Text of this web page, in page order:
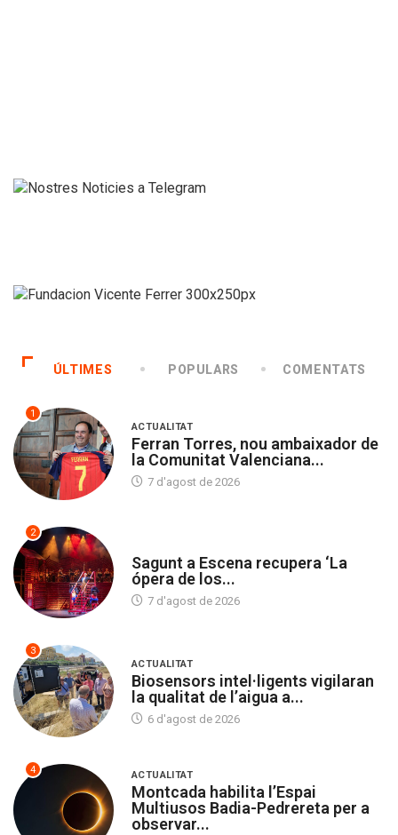
ÚLTIMES POPULARS COMENTATS
1
ACTUALITAT
Ferran Torres, nou ambaixador de
la Comunitat Valenciana...
7 d'agost de 2026
2
Sagunt a Escena recupera ‘La
ópera de los...
7 d'agost de 2026
3
ACTUALITAT
Biosensors intel·ligents vigilaran
la qualitat de l’aigua a...
6 d'agost de 2026
4 ACTUALITAT
Montcada habilita l’Espai
Multiusos Badia-Pedrereta per a
observar...